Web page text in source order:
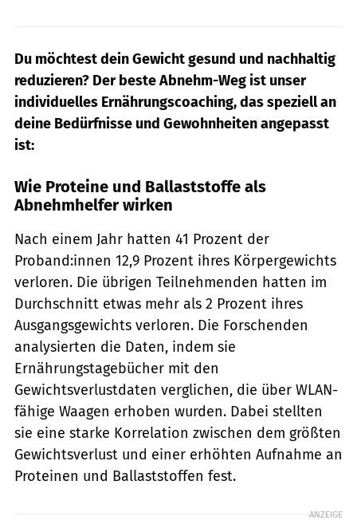
Du möchtest dein Gewicht gesund und nachhaltig
reduzieren? Der beste Abnehm-Weg ist unser
individuelles Ernährungscoaching, das speziell an
deine Bedürfnisse und Gewohnheiten angepasst
ist:
Wie Proteine und Ballaststoffe als
Abnehmhelfer wirken
Nach einem Jahr hatten 41 Prozent der
Proband:innen 12,9 Prozent ihres Körpergewichts
verloren. Die übrigen Teilnehmenden hatten im
Durchschnitt etwas mehr als 2 Prozent ihres
Ausgangsgewichts verloren. Die Forschenden
analysierten die Daten, indem sie
Ernährungstagebücher mit den
Gewichtsverlustdaten verglichen, die über WLAN-
fähige Waagen erhoben wurden. Dabei stellten
sie eine starke Korrelation zwischen dem größten
Gewichtsverlust und einer erhöhten Aufnahme an
Proteinen und Ballaststoffen fest.
ANZEIGE